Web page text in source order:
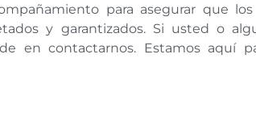
para asegurar que
y garantizados. Si usted o
en contactarnos. Estamos aquí